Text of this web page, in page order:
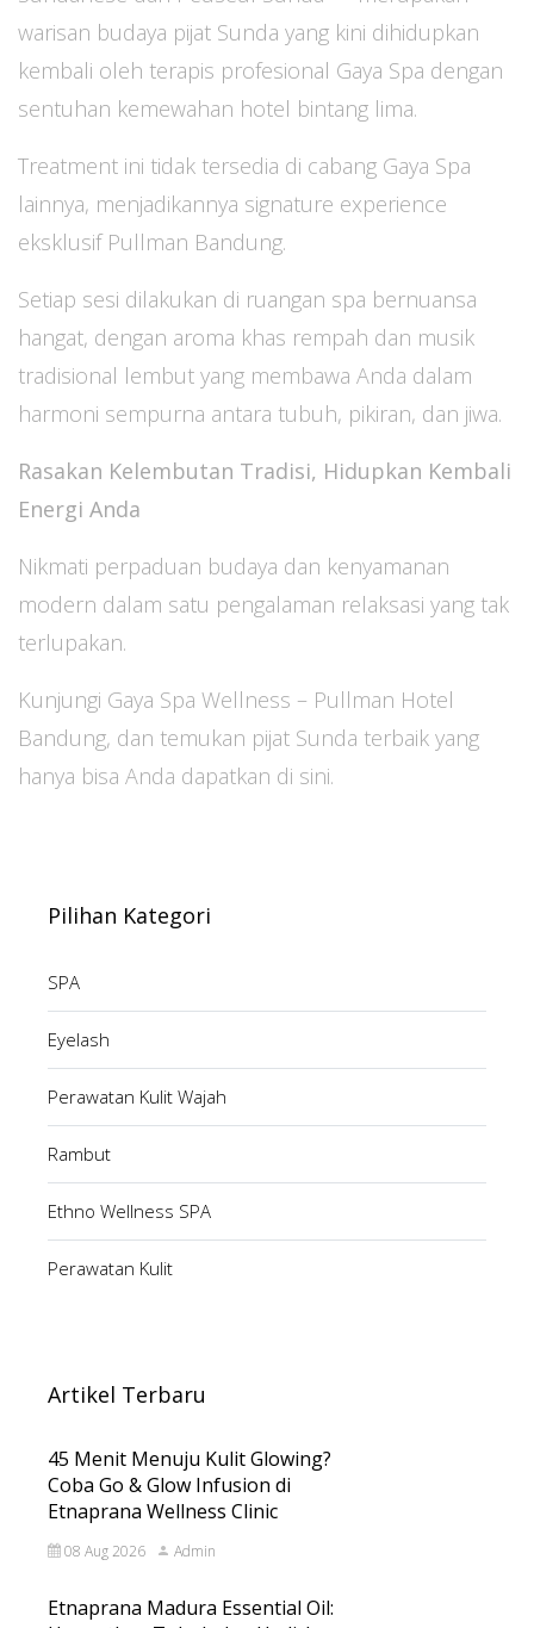
warisan budaya pijat Sunda yang kini dihidupkan
kembali oleh terapis profesional Gaya Spa dengan
sentuhan kemewahan hotel bintang lima.
Treatment ini tidak tersedia di cabang Gaya Spa
lainnya, menjadikannya signature experience
eksklusif Pullman Bandung.
Setiap sesi dilakukan di ruangan spa bernuansa
hangat, dengan aroma khas rempah dan musik
tradisional lembut yang membawa Anda dalam
harmoni sempurna antara tubuh, pikiran, dan jiwa.
Rasakan Kelembutan Tradisi, Hidupkan Kembali
Energi Anda
Nikmati perpaduan budaya dan kenyamanan
modern dalam satu pengalaman relaksasi yang tak
terlupakan.
Kunjungi Gaya Spa Wellness – Pullman Hotel
Bandung, dan temukan pijat Sunda terbaik yang
hanya bisa Anda dapatkan di sini.
Pilihan Kategori
SPA
Eyelash
Perawatan Kulit Wajah
Rambut
Ethno Wellness SPA
Perawatan Kulit
Artikel Terbaru
45 Menit Menuju Kulit Glowing?
Coba Go & Glow Infusion di
Etnaprana Wellness Clinic
08 Aug 2026 Admin
Etnaprana Madura Essential Oil: